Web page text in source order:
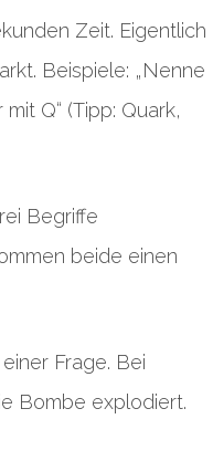
Zeit. Eigentlich
Beispiele: „Nenne
Q“ (Tipp: Quark,
Begriffe
beide einen
Frage. Bei
Bombe explodiert.